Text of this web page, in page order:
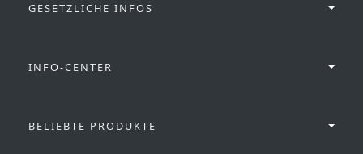
GESETZLICHE INFOS
INFO-CENTER
BELIEBTE PRODUKTE